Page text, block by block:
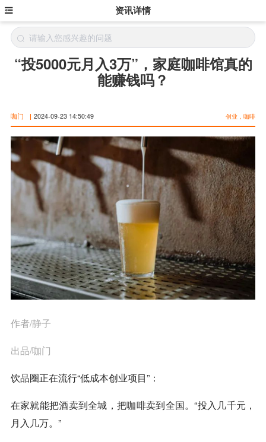
资讯详情
“投5000元月入3万”，家庭咖啡馆真的
能赚钱吗？
咖门 | 2024-09-23 14:50:49 创业，咖啡
作者/静子
出品/咖门
饮品圈正在流行“低成本创业项目”：
在家就能把酒卖到全城，把咖啡卖到全国。“投入几千元，
月入几万。”